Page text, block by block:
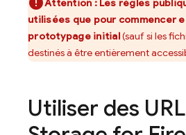
Attention : Les règles
utilisées que pour commencer
prototypage initial(sauf si les
destinés à être entièrement
Utiliser des URL